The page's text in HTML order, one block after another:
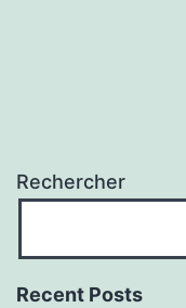
Rechercher
Recent Posts